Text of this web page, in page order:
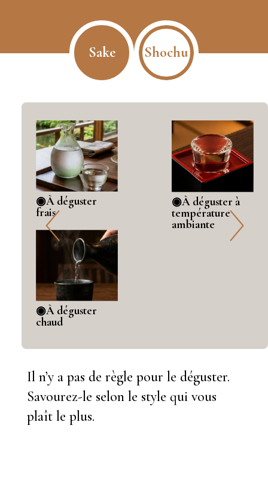
Sake Shochu
◉À déguster
frais
◉À déguster à
température
ambiante
◉À déguster
chaud
Il n’y a pas de règle pour le déguster.
Savourez-le selon le style qui vous
plaît le plus.